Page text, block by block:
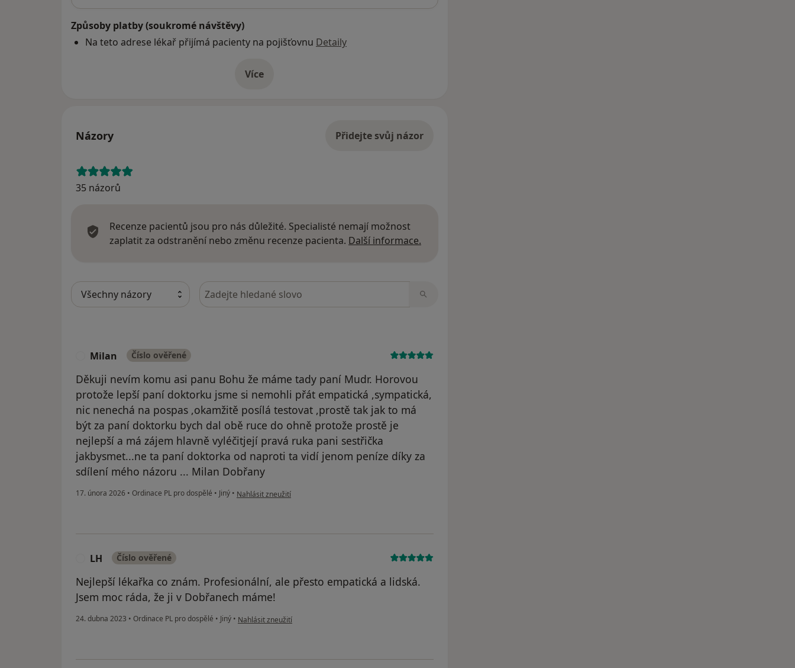
Způsoby platby (soukromé návštěvy)
Na teto adrese lékař přijímá pacienty na pojišťovnu Detaily
Víceo adrese
Názory Přidejte svůj názor
35 názorů
Recenze pacientů jsou pro nás důležité. Specialisté nemají možnost
zaplatit za odstranění nebo změnu recenze pacienta. Další informace.
Hledejte v názorech
Milan Číslo ověřené
Děkuji nevím komu asi panu Bohu že máme tady paní Mudr. Horovou
protože lepší paní doktorku jsme si nemohli přát empatická ,sympatická,
nic nenechá na pospas ,okamžitě posílá testovat ,prostě tak jak to má
být za paní doktorku bych dal obě ruce do ohně protože prostě je
nejlepší a má zájem hlavně vyléčitjejí pravá ruka pani sestřička
jakbysmet...ne ta paní doktorka od naproti ta vidí jenom peníze díky za
sdílení mého názoru ... Milan Dobřany
17. února 2026 • Ordinace PL pro dospělé • Jiný • podle názoru uživatele Milan
Nahlásit zneužití
LH Číslo ověřené
Nejlepší lékařka co znám. Profesionální, ale přesto empatická a lidská.
Jsem moc ráda, že ji v Dobřanech máme!
24. dubna 2023 • Ordinace PL pro dospělé • Jiný • podle názoru uživatele LH
Nahlásit zneužití